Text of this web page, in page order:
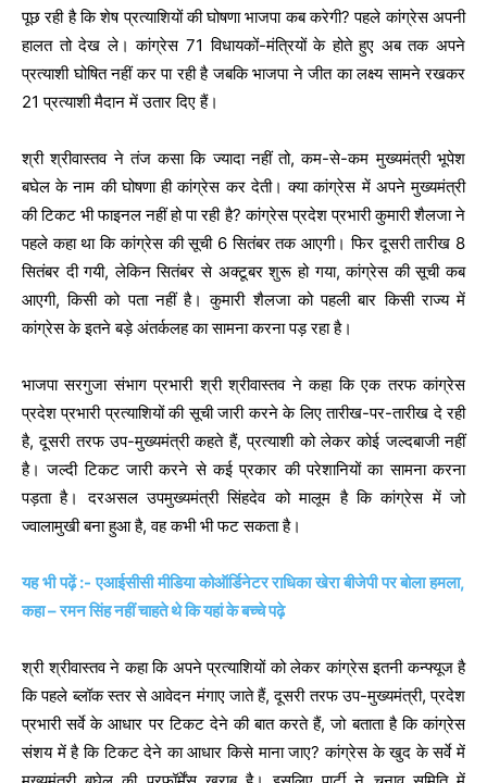
पूछ रही है कि शेष प्रत्याशियों की घोषणा भाजपा कब करेगी? पहले कांग्रेस अपनी
हालत तो देख ले। कांग्रेस 71 विधायकों-मंत्रियों के होते हुए अब तक अपने
प्रत्याशी घोषित नहीं कर पा रही है जबकि भाजपा ने जीत का लक्ष्य सामने रखकर
21 प्रत्याशी मैदान में उतार दिए हैं।
श्री श्रीवास्तव ने तंज कसा कि ज्यादा नहीं तो, कम-से-कम मुख्यमंत्री भूपेश
बघेल के नाम की घोषणा ही कांग्रेस कर देती। क्या कांग्रेस में अपने मुख्यमंत्री
की टिकट भी फाइनल नहीं हो पा रही है? कांग्रेस प्रदेश प्रभारी कुमारी शैलजा ने
पहले कहा था कि कांग्रेस की सूची 6 सितंबर तक आएगी। फिर दूसरी तारीख 8
सितंबर दी गयी, लेकिन सितंबर से अक्टूबर शुरू हो गया, कांग्रेस की सूची कब
आएगी, किसी को पता नहीं है। कुमारी शैलजा को पहली बार किसी राज्य में
कांग्रेस के इतने बड़े अंतर्कलह का सामना करना पड़ रहा है।
भाजपा सरगुजा संभाग प्रभारी श्री श्रीवास्तव ने कहा कि एक तरफ कांग्रेस
प्रदेश प्रभारी प्रत्याशियों की सूची जारी करने के लिए तारीख-पर-तारीख दे रही
है, दूसरी तरफ उप-मुख्यमंत्री कहते हैं, प्रत्याशी को लेकर कोई जल्दबाजी नहीं
है। जल्दी टिकट जारी करने से कई प्रकार की परेशानियों का सामना करना
पड़ता है। दरअसल उपमुख्यमंत्री सिंहदेव को मालूम है कि कांग्रेस में जो
ज्वालामुखी बना हुआ है, वह कभी भी फट सकता है।
यह भी पढ़ें :- एआईसीसी मीडिया कोऑर्डिनेटर राधिका खेरा बीजेपी पर बोला हमला,
कहा – रमन सिंह नहीं चाहते थे कि यहां के बच्चे पढ़े
श्री श्रीवास्तव ने कहा कि अपने प्रत्याशियों को लेकर कांग्रेस इतनी कन्फ्यूज है
कि पहले ब्लॉक स्तर से आवेदन मंगाए जाते हैं, दूसरी तरफ उप-मुख्यमंत्री, प्रदेश
प्रभारी सर्वे के आधार पर टिकट देने की बात करते हैं, जो बताता है कि कांग्रेस
संशय में है कि टिकट देने का आधार किसे माना जाए? कांग्रेस के खुद के सर्वे में